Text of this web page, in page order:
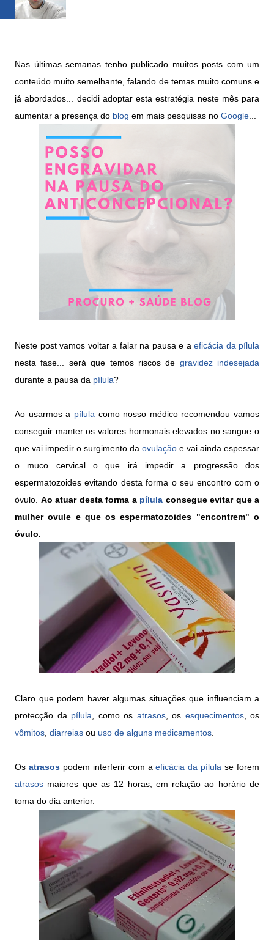
Nas últimas semanas tenho publicado muitos posts com um
conteúdo muito semelhante, falando de temas muito comuns e
já abordados... decidi adoptar esta estratégia neste mês para
aumentar a presença do blog em mais pesquisas no Google
Neste post vamos voltar a falar na pausa e a eficácia da pílula
nesta fase... será que temos riscos de gravidez indesejada
durante a pausa da pílula?
Ao usarmos a pílula como nosso médico recomendou vamos
conseguir manter os valores hormonais elevados no sangue o
que vai impedir o surgimento da ovulação e vai ainda espessar
o muco cervical o que irá impedir a progressão dos
espermatozoides evitando desta forma o seu encontro com o
óvulo. Ao atuar desta forma a pílula consegue evitar que a
mulher ovule e que os espermatozoides "encontrem" o
óvulo.
Claro que podem haver algumas situações que influenciam a
protecção da pílula , como os atrasos, os esquecimentos, os
vômitos diarreias ou uso de alguns medicamentos
Os atrasospodem interferir com aeficácia da pílula se forem
atrasos maiores que as 12 horas, em relação ao horário de
toma do dia anterior.